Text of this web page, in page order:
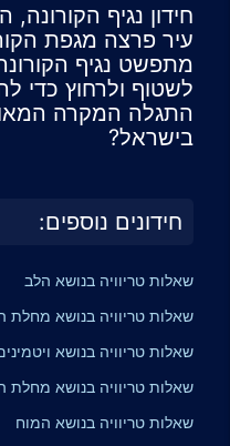
חידון נגיף הקורונה,
מתפשט נגיף
לשטוף ולרחוץ כדי
התגלה המקרה
בישראל?
חידונים נוספים:
שאלות טריוויה בנושא הלב
שאלות טריוויה בנושא מחלת
שאלות טריוויה בנושא
שאלות טריוויה בנושא מחלת
שאלות טריוויה בנושא המוח